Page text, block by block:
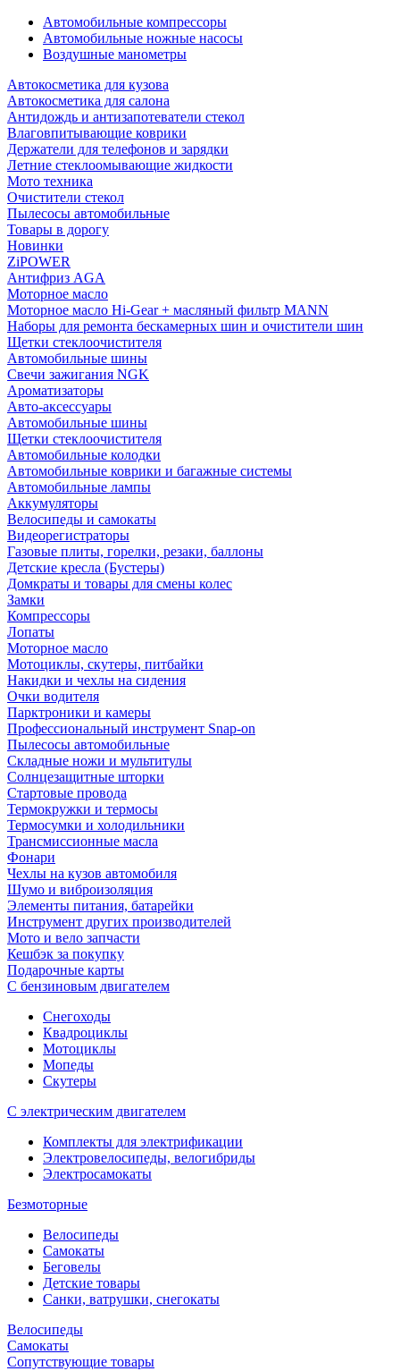
Автомобильные компрессоры
Автомобильные ножные насосы
Воздушные манометры
Автокосметика для кузова
Автокосметика для салона
Антидождь и антизапотеватели стекол
Влаговпитывающие коврики
Держатели для телефонов и зарядки
Летние стеклоомывающие жидкости
Мото техника
Очистители стекол
Пылесосы автомобильные
Товары в дорогу
Новинки
ZiPOWER
Антифриз AGA
Моторное масло
Моторное масло Hi-Gear + масляный фильтр MANN
Наборы для ремонта бескамерных шин и очистители шин
Щетки стеклоочистителя
Автомобильные шины
Свечи зажигания NGK
Ароматизаторы
Авто-аксессуары
Автомобильные шины
Щетки стеклоочистителя
Автомобильные колодки
Автомобильные коврики и багажные системы
Автомобильные лампы
Аккумуляторы
Велосипеды и самокаты
Видеорегистраторы
Газовые плиты, горелки, резаки, баллоны
Детские кресла (Бустеры)
Домкраты и товары для смены колес
Замки
Компрессоры
Лопаты
Моторное масло
Мотоциклы, скутеры, питбайки
Накидки и чехлы на сидения
Очки водителя
Парктроники и камеры
Профессиональный инструмент Snap-on
Пылесосы автомобильные
Складные ножи и мультитулы
Солнцезащитные шторки
Стартовые провода
Термокружки и термосы
Термосумки и холодильники
Трансмиссионные масла
Фонари
Чехлы на кузов автомобиля
Шумо и виброизоляция
Элементы питания, батарейки
Инструмент других производителей
Мото и вело запчасти
Кешбэк за покупку
Подарочные карты
С бензиновым двигателем
Снегоходы
Квадроциклы
Мотоциклы
Мопеды
Скутеры
С электрическим двигателем
Комплекты для электрификации
Электровелосипеды, велогибриды
Электросамокаты
Безмоторные
Велосипеды
Самокаты
Беговелы
Детские товары
Санки, ватрушки, снегокаты
Велосипеды
Самокаты
Сопутствующие товары